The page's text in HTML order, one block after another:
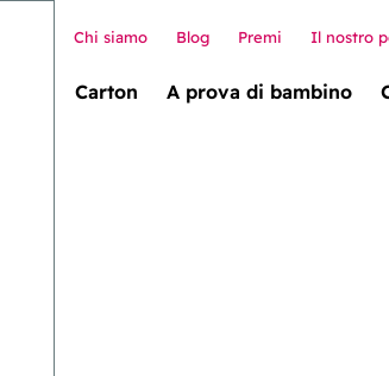
Carton A prova di bambino
Chi siamo Blog Premi Il nostro